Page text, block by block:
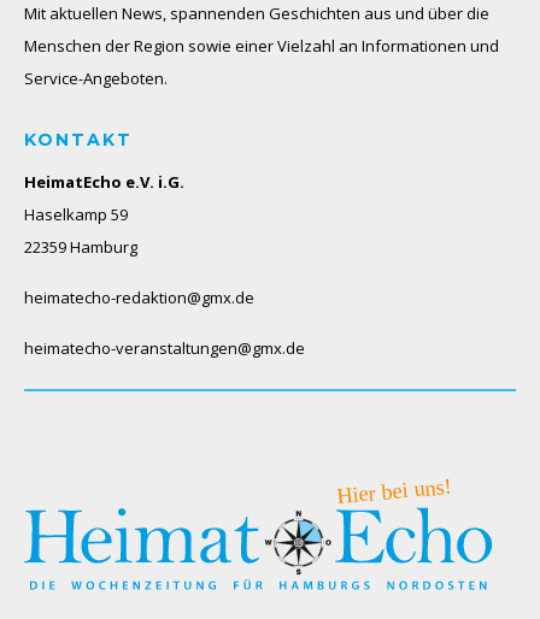
Mit aktuellen News, spannenden Geschichten aus und über die
Menschen der Region sowie einer Vielzahl an Informationen und
Service-Angeboten.
KONTAKT
HeimatEcho e.V. i.G.
Haselkamp 59
22359 Hamburg
heimatecho-redaktion@gmx.de
heimatecho-veranstaltungen@gmx.de